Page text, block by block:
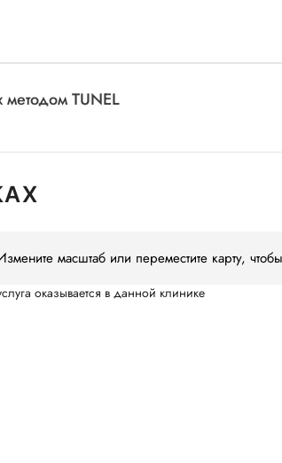
TUNEL
масштаб или переместите карту,
оказывается в данной клинике